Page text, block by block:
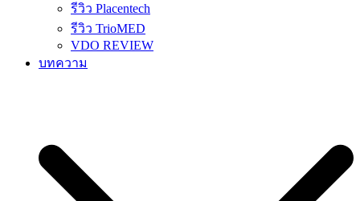
รีวิว Placentech
รีวิว TrioMED
VDO REVIEW
บทความ